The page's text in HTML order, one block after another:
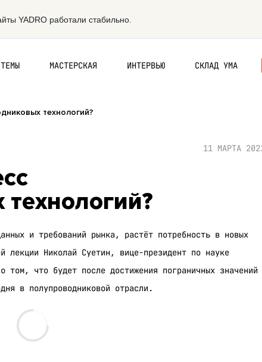
ТЕМЫ МАСТЕРСКАЯ ИНТЕРВЬЮ СКЛАД УМА
технологий?
11 МАРТА
и требований рынка, растёт потребность в новых
лекции Николай Суетин, вице-президент по науке
том, что будет после достижения пограничных значений
в полупроводниковой отрасли.